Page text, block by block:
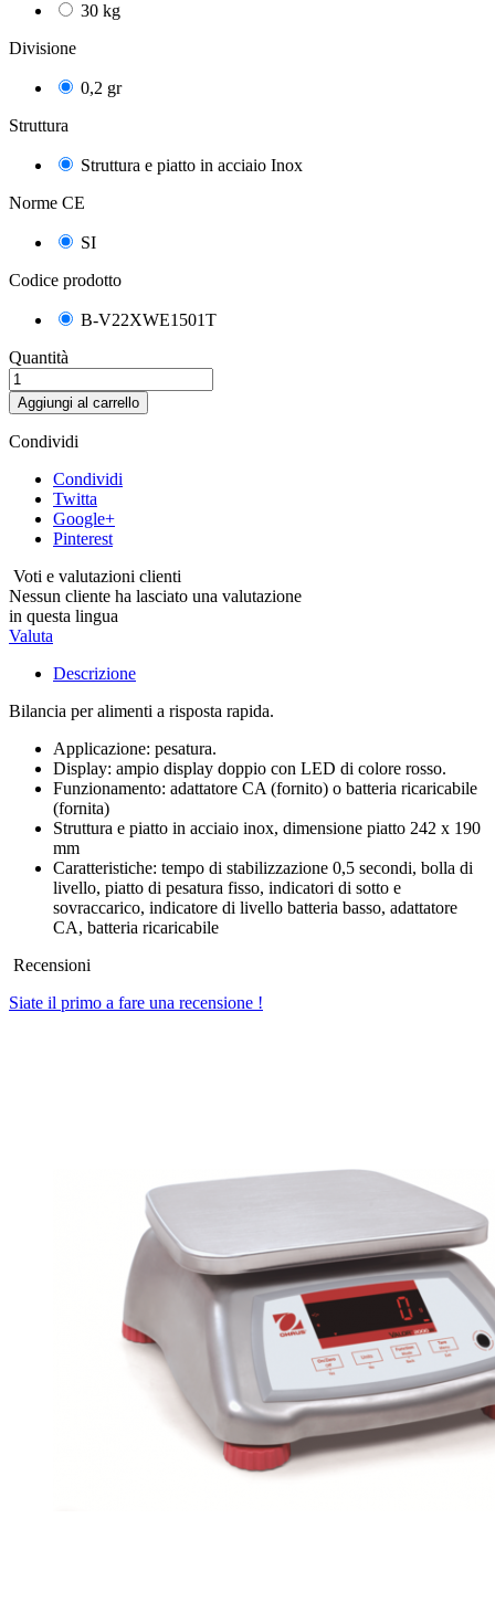
30 kg
Divisione
0,2 gr
Struttura
Struttura e piatto in acciaio Inox
Norme CE
SI
Codice prodotto
B-V22XWE1501T
Quantità
Aggiungi al carrello
Condividi
Condividi
Twitta
Google+
Pinterest
Voti e valutazioni clienti
Nessun cliente ha lasciato una valutazione
in questa lingua
Valuta
Descrizione
Bilancia per alimenti a risposta rapida.
Applicazione: pesatura.
Display: ampio display doppio con LED di colore rosso.
Funzionamento: adattatore CA (fornito) o batteria ricaricabile
(fornita)
Struttura e piatto in acciaio inox, dimensione piatto 242 x 190
mm
Caratteristiche: tempo di stabilizzazione 0,5 secondi, bolla di
livello, piatto di pesatura fisso, indicatori di sotto e
sovraccarico, indicatore di livello batteria basso, adattatore
CA, batteria ricaricabile
Recensioni
Siate il primo a fare una recensione !